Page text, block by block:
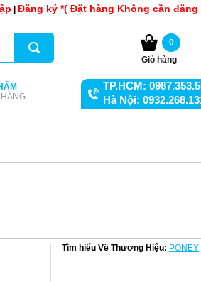
Đăng ký *( Đặt hàng Không cần đăng
0
Giỏ hàng
TP.HCM:
Hà Nội:
Tìm hiểu Về Thương Hiệu: PONEY